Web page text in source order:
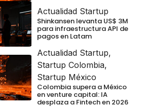
Actualidad Startup
Shinkansen levanta US$ 3M
para infraestructura API de
pagos en Latam
Actualidad Startup,
Startup Colombia,
Startup México
Colombia supera a México
en venture capital: IA
desplaza a Fintech en 2026